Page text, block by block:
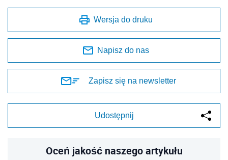
Wersja do druku
Napisz do nas
Zapisz się na newsletter
Udostępnij
Oceń jakość naszego artykułu